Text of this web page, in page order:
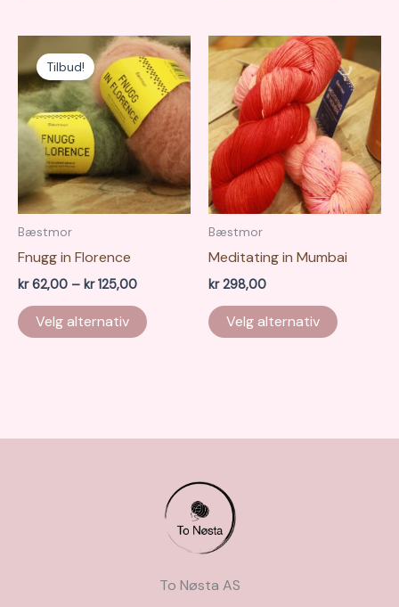
flere
varianter.
Alternativene
kan
velges
på
produktsiden
flere
varianter.
kan
velges
på
Tilbud!
Bæstmor
Fnugg in Florence
kr62,00 – kr125,00Prisområde:
til
kr 125,00
Velg alternativ
produktet
produktsiden
Bæstmor
Meditating in Mumbai
kr298,00
Velg alternativ
To Nøsta AS